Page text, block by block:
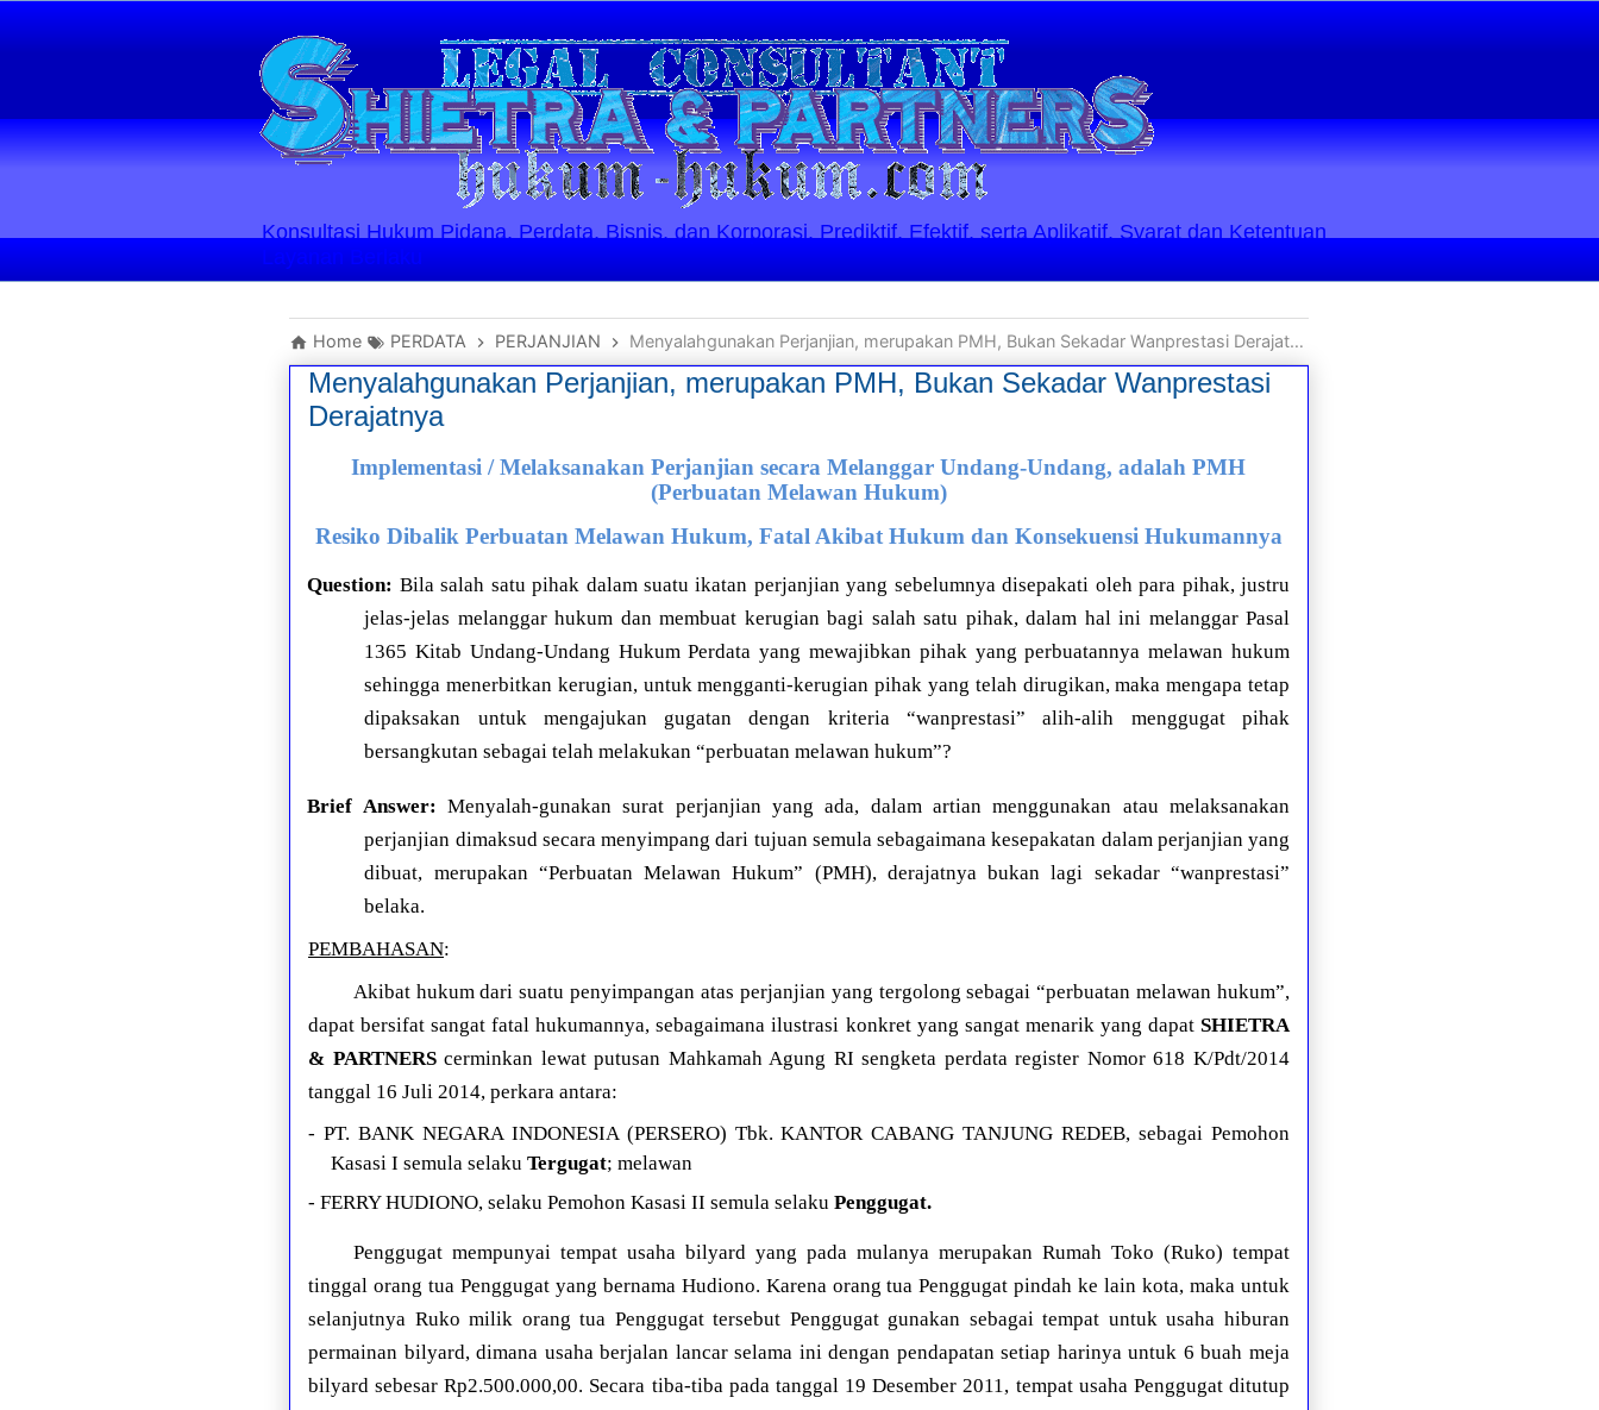
Konsultasi Hukum Pidana, Perdata, Bisnis, dan Korporasi. Prediktif, Efektif, serta Aplikatif. Syarat dan Ketentuan
Layanan Berlaku
Home PERDATA PERJANJIAN Menyalahgunakan Perjanjian, merupakan PMH, Bukan Sekadar Wanprestasi Derajatnya
Menyalahgunakan Perjanjian, merupakan PMH, Bukan Sekadar Wanprestasi
Derajatnya
Implementasi / Melaksanakan Perjanjian secara Melanggar Undang-Undang, adalah PMH
(Perbuatan Melawan Hukum)
Resiko Dibalik Perbuatan Melawan Hukum, Fatal Akibat Hukum dan Konsekuensi Hukumannya
Question: Bila salah satu pihak dalam suatu ikatan perjanjian yang sebelumnya disepakati oleh para pihak, justru
jelas-jelas melanggar hukum dan membuat kerugian bagi salah satu pihak, dalam hal ini melanggar Pasal
1365 Kitab Undang-Undang Hukum Perdata yang mewajibkan pihak yang perbuatannya melawan hukum
sehingga menerbitkan kerugian, untuk mengganti-kerugian pihak yang telah dirugikan, maka mengapa tetap
dipaksakan untuk mengajukan gugatan dengan kriteria “wanprestasi” alih-alih menggugat pihak
bersangkutan sebagai telah melakukan “perbuatan melawan hukum”?
Brief Answer: Menyalah-gunakan surat perjanjian yang ada, dalam artian menggunakan atau melaksanakan
perjanjian dimaksud secara menyimpang dari tujuan semula sebagaimana kesepakatan dalam perjanjian yang
dibuat, merupakan “Perbuatan Melawan Hukum” (PMH), derajatnya bukan lagi sekadar “wanprestasi”
belaka.
PEMBAHASAN:
Akibat hukum dari suatu penyimpangan atas perjanjian yang tergolong sebagai “perbuatan melawan hukum”,
dapat bersifat sangat fatal hukumannya, sebagaimana ilustrasi konkret yang sangat menarik yang dapat SHIETRA
& PARTNERScerminkan lewat putusan Mahkamah Agung RI sengketa perdata register Nomor 618 K/Pdt/2014
tanggal 16 Juli 2014, perkara antara:
- PT. BANK NEGARA INDONESIA (PERSERO) Tbk. KANTOR CABANG TANJUNG REDEB, sebagai Pemohon
Kasasi I semula selaku Tergugat; melawan
- FERRY HUDIONO, selaku Pemohon Kasasi II semula selaku Penggugat.
Penggugat mempunyai tempat usaha bilyard yang pada mulanya merupakan Rumah Toko (Ruko) tempat
tinggal orang tua Penggugat yang bernama Hudiono. Karena orang tua Penggugat pindah ke lain kota, maka untuk
selanjutnya Ruko milik orang tua Penggugat tersebut Penggugat gunakan sebagai tempat untuk usaha hiburan
permainan bilyard, dimana usaha berjalan lancar selama ini dengan pendapatan setiap harinya untuk 6 buah meja
bilyard sebesar Rp2.500.000,00. Secara tiba-tiba pada tanggal 19 Desember 2011, tempat usaha Penggugat ditutup